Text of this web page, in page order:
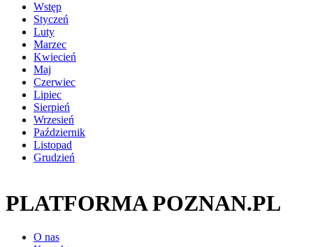
Wstęp
Styczeń
Luty
Marzec
Kwiecień
Maj
Czerwiec
Lipiec
Sierpień
Wrzesień
Październik
Listopad
Grudzień
PLATFORMA POZNAN.PL
O nas